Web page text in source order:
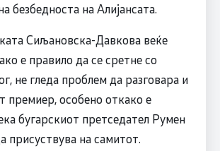
безбедноста на Алијансата.
Сиљановска-Давкова веќе
е правило да се сретне со
не гледа проблем да разговара и
премиер, особено откако е
бугарскиот претседател Румен
присуствува на самитот.